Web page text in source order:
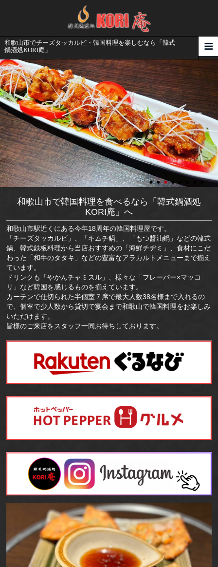
和歌山市でチーズタッカルビ・韓国料理を楽しむなら「韓式
鍋酒処KORI庵」
和歌山市で韓国料理を食べるなら「韓式鍋酒処
KORI庵」へ
和歌山市駅近くにある今年18周年の韓国料理屋です。
「チーズタッカルビ」、「キムチ鍋」、「もつ醬油鍋」などの韓式
鍋、韓式鉄板料理から当店おすすめの「海鮮チヂミ」、食材にこだ
わった「和牛のタタキ」などの豊富なアラカルトメニューまで揃え
ています。
ドリンクも「やかんチャミスル」、様々な「フレーバー×マッコ
リ」など韓国を感じるものを揃えています。
カーテンで仕切られた半個室７席で最大人数38名様まで入れるの
で、個室で少人数から貸切で宴会まで和歌山で韓国料理をお楽しみ
いただけます。
皆様のご来店をスタッフ一同お待ちしております。